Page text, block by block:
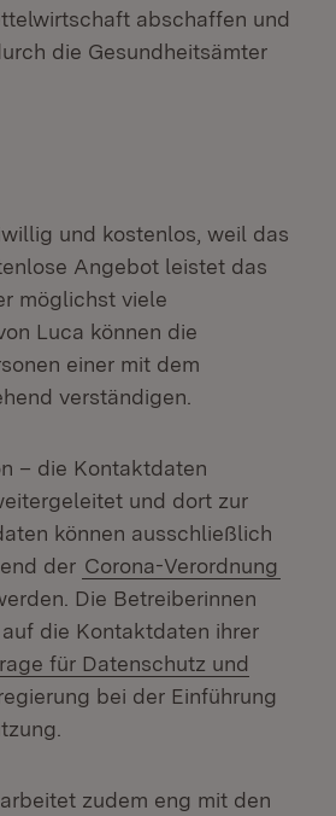
abschaffen und
die Gesundheitsämter
und kostenlos, weil das
Angebot leistet das
möglichst viele
Luca können die
einer mit dem
verständigen.
– die Kontaktdaten
und dort zur
können ausschließlich
der Corona-Verordnung
Die Betreiberinnen
die Kontaktdaten ihrer
für Datenschutz und
Fenster) bei der Einführung
zudem eng mit den